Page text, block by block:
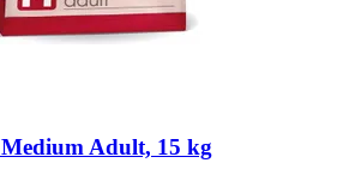
Medium Adult, 15 kg